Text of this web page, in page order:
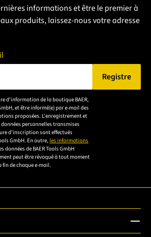
informations et être le premier à
produits, laissez-nous votre adresse
e-mail valide.
Registre
d'information de la boutique BAER,
et être informé(e) par e-mail des
proposées. L'enregistrement et
personnelles transmises
d'inscription sont effectués
GmbH. En outre, les informations
données de BAER Tools GmbH
peut être révoqué à tout moment
fin de chaque e-mail.